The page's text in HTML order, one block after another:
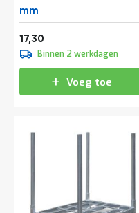
t
Mijn
mm
17,30
Binnen 2 werkdagen
Voeg toe